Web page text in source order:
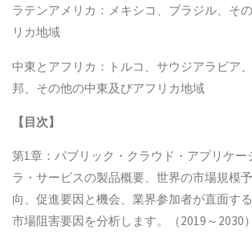
ラテンアメリカ：メキシコ、ブラジル、そ
リカ地域
中東とアフリカ：トルコ、サウジアラビア
邦、その他の中東及びアフリカ地域
【目次】
第1章：パブリック・クラウド・アプリケー
ラ・サービスの製品概要、世界の市場規模
向、促進要因と機会、業界参加者が直面する
市場阻害要因を分析します。（2019～2030）